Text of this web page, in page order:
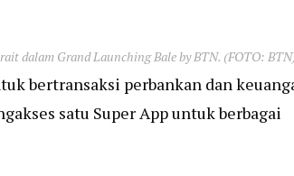
dalam Grand Launching Bale by BTN. (FOTO:
bertransaksi perbankan dan
satu Super App untuk berbagai